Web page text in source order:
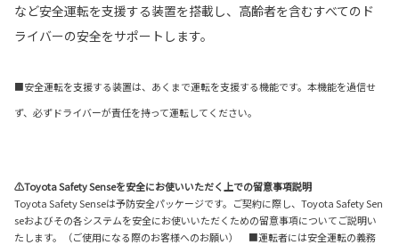
など安全運転を支援する装置を搭載し、高齢者を含むすべてのド
ライバーの安全をサポートします。
■安全運転を支援する装置は、あくまで運転を支援する機能です。本機能を過信せ
ず、必ずドライバーが責任を持って運転してください。
⚠Toyota Safety Senseを安全にお使いいただく上での留意事項説明
Toyota Safety Senseは予防安全パッケージです。ご契約に際し、Toyota Safety Sen
seおよびその各システムを安全にお使いいただくための留意事項についてご説明い
たします。（ご使用になる際のお客様へのお願い） ■運転者には安全運転の義務